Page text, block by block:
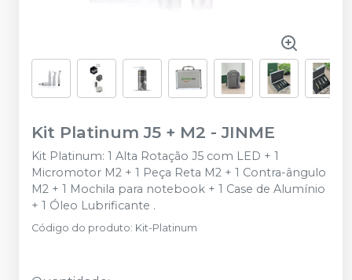
Kit Platinum J5 + M2 - JINME
Kit Platinum: 1 Alta Rotação J5 com LED + 1
Micromotor M2 + 1 Peça Reta M2 + 1 Contra-ângulo
M2 + 1 Mochila para notebook + 1 Case de Alumínio
+ 1 Óleo Lubrificante .
Código do produto: Kit-Platinum